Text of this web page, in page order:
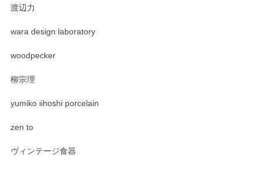
渡辺力
wara design laboratory
woodpecker
柳宗理
yumiko iihoshi porcelain
zen to
ヴィンテージ食器